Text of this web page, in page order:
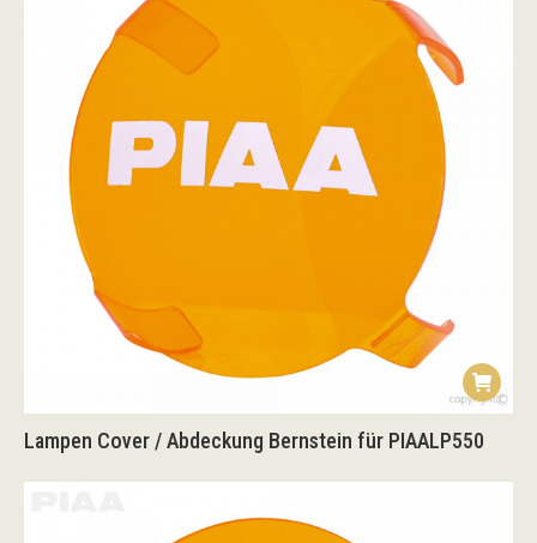
Lampen Cover / Abdeckung Bernstein für PIAALP550